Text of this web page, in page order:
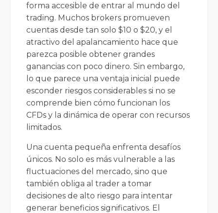
forma accesible de entrar al mundo del
trading. Muchos brokers promueven
cuentas desde tan solo $10 o $20, y el
atractivo del apalancamiento hace que
parezca posible obtener grandes
ganancias con poco dinero. Sin embargo,
lo que parece una ventaja inicial puede
esconder riesgos considerables si no se
comprende bien cómo funcionan los
CFDs y la dinámica de operar con recursos
limitados.
Una cuenta pequeña enfrenta desafíos
únicos. No solo es más vulnerable a las
fluctuaciones del mercado, sino que
también obliga al trader a tomar
decisiones de alto riesgo para intentar
generar beneficios significativos. El